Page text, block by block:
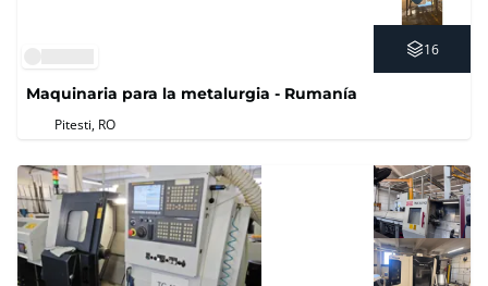
16
Maquinaria para la metalurgia - Rumanía
Pitesti, RO